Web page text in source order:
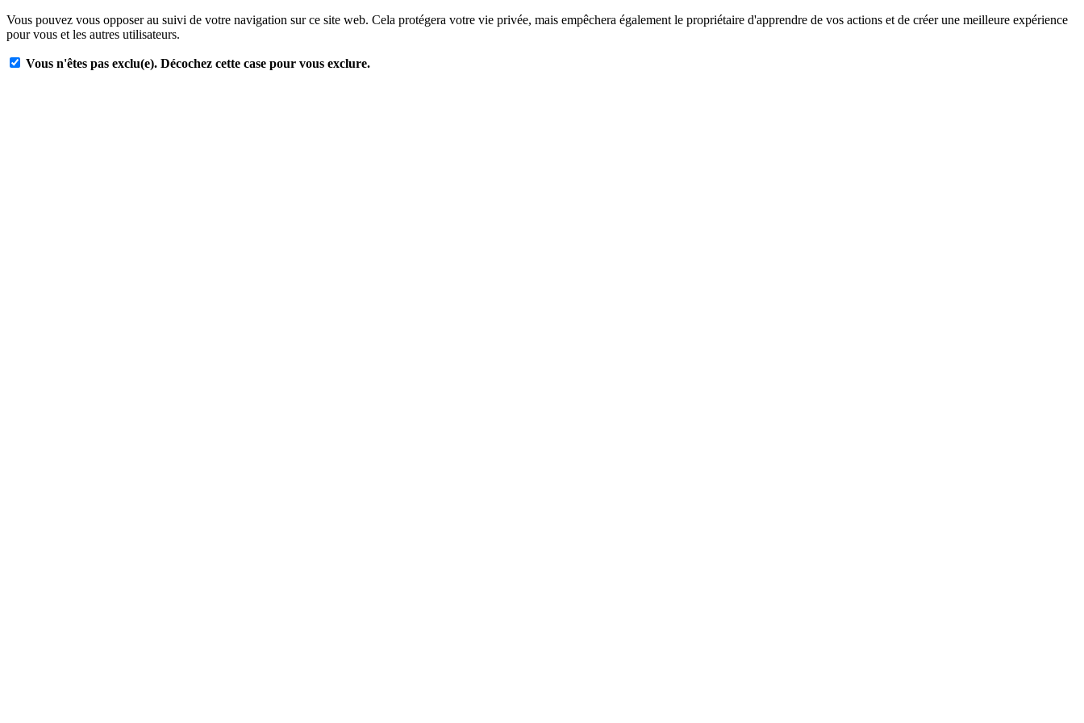
Vous pouvez vous opposer au suivi de votre navigation sur ce site web. Cela protégera votre vie privée, mais empêchera également le propriétaire d'apprendre de vos actions et de créer une meilleure expérience
pour vous et les autres utilisateurs.
Vous n'êtes pas exclu(e). Décochez cette case pour vous exclure.